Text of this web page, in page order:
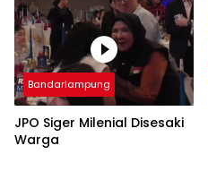
Bandarlampung
JPO Siger Milenial Disesaki
Warga